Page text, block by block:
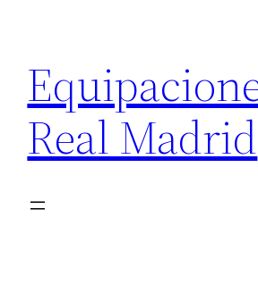
contenido
Real Madrid